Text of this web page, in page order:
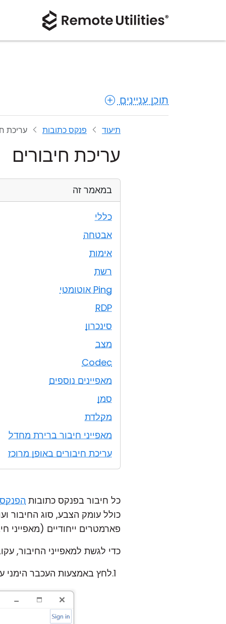
תוכן עניינים
תיעוד פנקס כתובות עריכת
עריכת חיבורים
במאמר זה
כללי
אבטחה
אימות
רשת
Ping אוטומטי
RDP
סינכרון
מצב
Codec
מאפיינים נוספים
סמן
מקלדת
מאפייני חיבור ברירת מחדל
עריכת חיבורים באופן מרוכז
כל חיבור בפנקס כתובות הפנקס
כולל עומק הצבע, סוג החיבור
פארמטרים ייחודיים (מאפייני
כדי לגשת למאפייני החיבור,
לחץ באמצעות העכבר הימני